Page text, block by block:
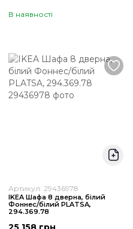
В наявності
Артикул: 29436978
IKEA Шафа 8 дверна, білий
Фоннес/білий PLATSA,
294.369.78